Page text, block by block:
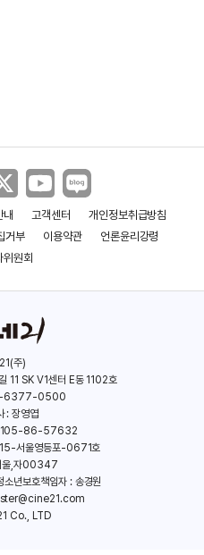
내 고객센터
개인정보취급방침
거부 이용약관
언론윤리강령
위원회
주)
11 SK V1센터 E동 1102호
6377-0500
: 장영엽
: 105-86-57632
서울영등포-0671호
울,자00347
소년보호책임자 : 송경원
Co., LTD